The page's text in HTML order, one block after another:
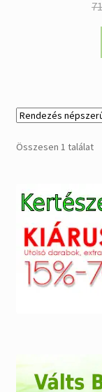
Összesen 1 találat